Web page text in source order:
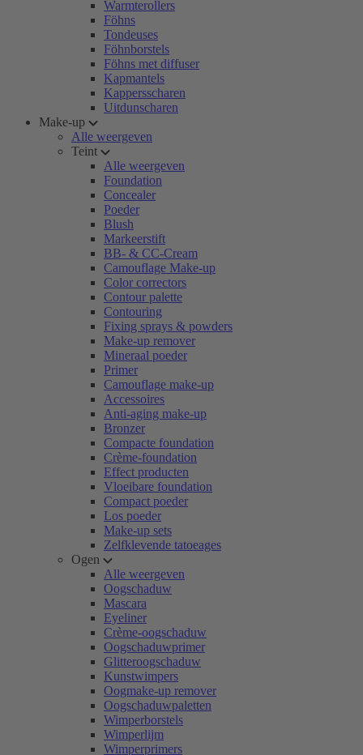
Warmterollers
Föhns
Tondeuses
Föhnborstels
Föhns met diffuser
Kapmantels
Kappersscharen
Uitdunscharen
Make-up
Alle weergeven
Teint
Alle weergeven
Foundation
Concealer
Poeder
Blush
Markeerstift
BB- & CC-Cream
Camouflage Make-up
Color correctors
Contour palette
Contouring
Fixing sprays & powders
Make-up remover
Mineraal poeder
Primer
Camouflage make-up
Accessoires
Anti-aging make-up
Bronzer
Compacte foundation
Crème-foundation
Effect producten
Vloeibare foundation
Compact poeder
Los poeder
Make-up sets
Zelfklevende tatoeages
Ogen
Alle weergeven
Oogschaduw
Mascara
Eyeliner
Crème-oogschaduw
Oogschaduwprimer
Glitteroogschaduw
Kunstwimpers
Oogmake-up remover
Oogschaduwpaletten
Wimperborstels
Wimperlijm
Wimperprimers